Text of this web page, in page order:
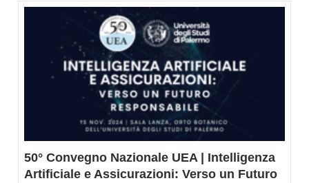
50° Convegno Nazionale UEA | Intelligenza
Artificiale e Assicurazioni: Verso un Futuro